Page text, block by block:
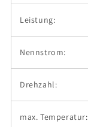
Leistung:
Nennstrom:
Drehzahl:
max. Temperatur: